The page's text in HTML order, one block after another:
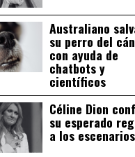
Australiano
su perro del
con ayuda de
chatbots y
científicos
Céline Dion
su esperado
a los escenarios